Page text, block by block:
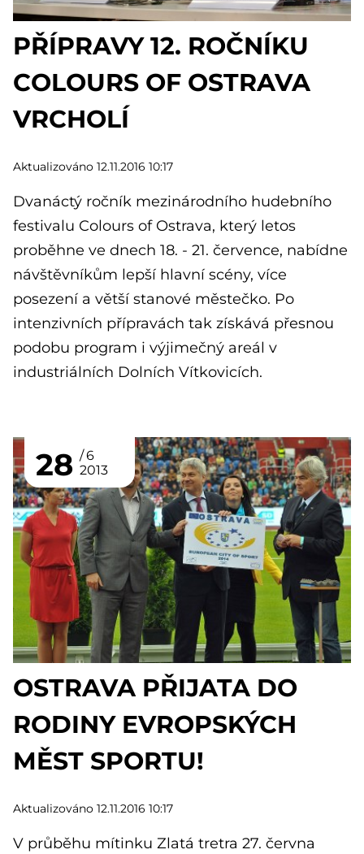
PŘÍPRAVY 12. ROČNÍKU
COLOURS OF OSTRAVA
VRCHOLÍ
Aktualizováno 12.11.2016 10:17
Dvanáctý ročník mezinárodního hudebního
festivalu Colours of Ostrava, který letos
proběhne ve dnech 18. - 21. července, nabídne
návštěvníkům lepší hlavní scény, více
posezení a větší stanové městečko. Po
intenzivních přípravách tak získává přesnou
podobu program i výjimečný areál v
industriálních Dolních Vítkovicích.
28
6
2013
OSTRAVA PŘIJATA DO
RODINY EVROPSKÝCH
MĚST SPORTU!
Aktualizováno 12.11.2016 10:17
V průběhu mítinku Zlatá tretra 27. června